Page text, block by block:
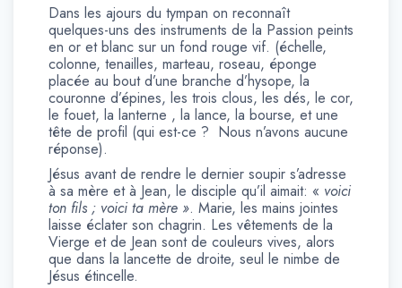
Dans les ajours du tympan on reconnaît
quelques-uns des instruments de la Passion peints
en or et blanc sur un fond rouge vif. (échelle,
colonne, tenailles, marteau, roseau, éponge
placée au bout d’une branche d’hysope, la
couronne d’épines, les trois clous, les dés, le cor,
le fouet, la lanterne , la lance, la bourse, et une
tête de profil (qui est-ce ? Nous n’avons aucune
réponse).
Jésus avant de rendre le dernier soupir s’adresse
à sa mère et à Jean, le disciple qu’il aimait: « voici
ton fils ; voici ta mère ». Marie, les mains jointes
laisse éclater son chagrin. Les vêtements de la
Vierge et de Jean sont de couleurs vives, alors
que dans la lancette de droite, seul le nimbe de
Jésus étincelle.